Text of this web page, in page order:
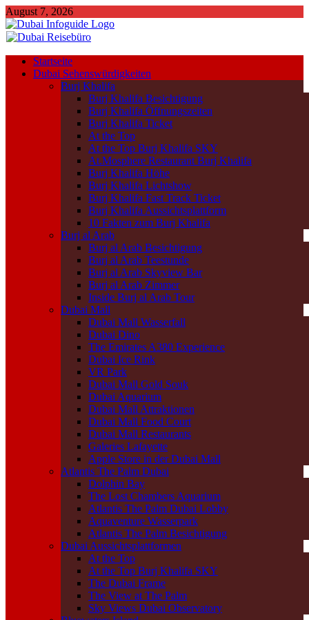
August 7, 2026
Startseite
Dubai Sehenswürdigkeiten
Burj Khalifa
Burj Khalifa Besichtigung
Burj Khalifa Öffnungszeiten
Burj Khalifa Ticket
At the Top
At the Top Burj Khalifa SKY
At.Mosphere Restaurant Burj Khalifa
Burj Khalifa Höhe
Burj Khalifa Lichtshow
Burj Khalifa Fast Track Ticket
Burj Khalifa Aussichtsplattform
10 Fakten zum Burj Khalifa
Burj al Arab
Burj al Arab Besichtigung
Burj al Arab Teestunde
Burj al Arab Skyview Bar
Burj al Arab Zimmer
Inside Burj al Arab Tour
Dubai Mall
Dubai Mall Wasserfall
Dubai Dino
The Emirates A380 Experience
Dubai Ice Rink
VR Park
Dubai Mall Gold Souk
Dubai Aquarium
Dubai Mall Attraktionen
Dubai Mall Food Court
Dubai Mall Restaurants
Galeries Lafayette
Apple Store in der Dubai Mall
Atlantis The Palm Dubai
Dolphin Bay
The Lost Chambers Aquarium
Atlantis The Palm Dubai Lobby
Aquaventure Wasserpark
Atlantis The Palm Besichtigung
Dubai Aussichtsplattformen
At the Top
At the Top Burj Khalifa SKY
The Dubai Frame
The View at The Palm
Sky Views Dubai Observatory